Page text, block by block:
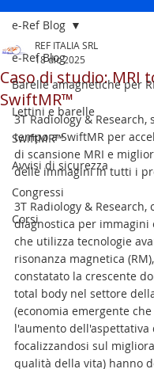
e-Ref Blog
Barelle amagnetiche per
Lettini e barelle
SwiftMR™
Avvisi di sicurezza
Congressi
Corsi
e-Ref Blog
Caso di studio: MRI
SwiftMR™
REF ITALIA SRL
18 dic 2025
3T Radiology & Research,
tempo a SwiftMR per
di scansione MRI e
delle immagini in tutti i
3T Radiology & Research,
diagnostica per immagini
che utilizza tecnologie
risonanza magnetica
constatato la crescente
total body nel settore
(economia emergente
l'aumento dell'aspettativa
focalizzandosi sul
qualità della vita) hanno